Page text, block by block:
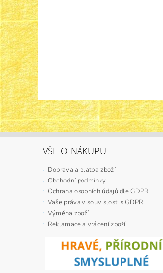
VŠE O NÁKUPU
Doprava a platba zboží
Obchodní podmínky
Ochrana osobních údajů dle GDPR
Vaše práva v souvislosti s GDPR
Výměna zboží
Reklamace a vrácení zboží